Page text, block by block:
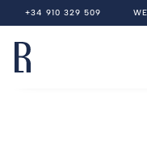
+34 910 329 509